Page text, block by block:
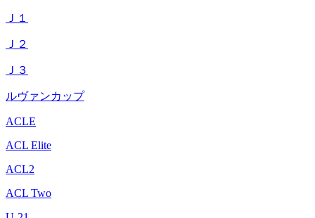
Ｊ１
Ｊ２
Ｊ３
ルヴァンカップ
ACLE
ACL Elite
ACL2
ACL Two